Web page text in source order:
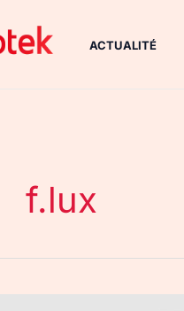
ACTUALITÉ
f.lux